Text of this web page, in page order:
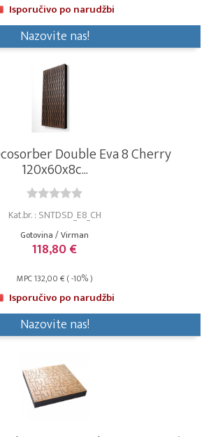
Isporučivo po narudžbi
Nazovite nas!
Double Eva 8 Cherry
120x60x8c...
Kat.br. : SNTDSD_E8_CH
Gotovina / Virman
118,80 €
MPC 132,00 € ( -10% )
Isporučivo po narudžbi
Nazovite nas!